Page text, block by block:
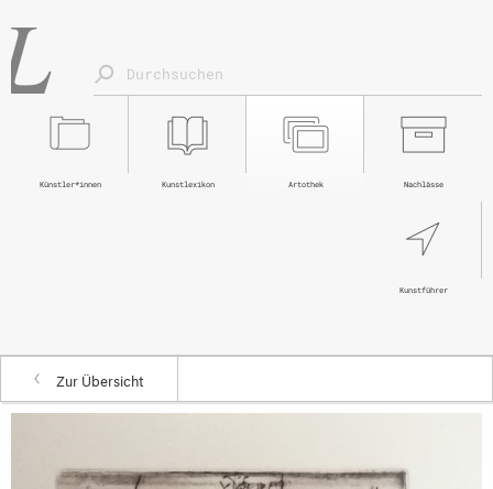
Nachlässe
Artothek
Kunstlexikon
Künstler*innen
Kunstführer
Zur Übersicht